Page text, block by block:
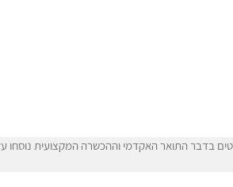
בדבר התואר האקדמי וההכשרה המקצועית נוסחו